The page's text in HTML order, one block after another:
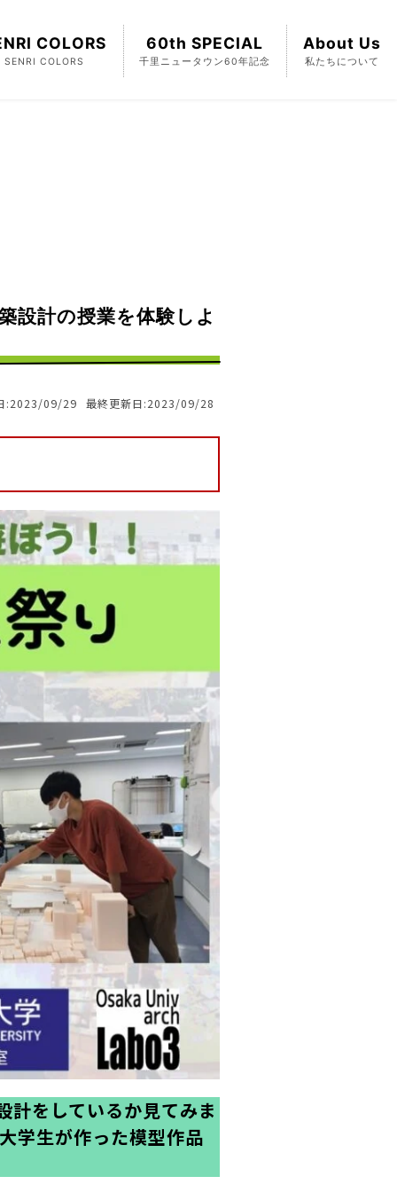
SENRI COLORS
COLORS
千里ニュータウン60年記念
60th SPECIAL
私たちについて
About Us
設計の授業を体験しよ
:2023/09/29 最終更新日:2023/09/28
計をしているか見てみま
学生が作った模型作品